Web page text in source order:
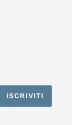
ISCRIVITI